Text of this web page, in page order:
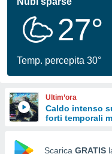
per
di
Web
le
27°
Temp. percepita 30°
Ultim’ora
Caldo intenso
forti temporali
Scarica GRATIS